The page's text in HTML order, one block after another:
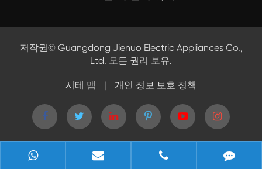
저작권© Guangdong Jienuo Electric Appliances Co.,
Ltd. 모든 권리 보유.
시테 맵 | 개인 정보 보호 정책